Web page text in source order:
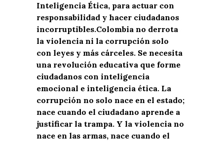
Inteligencia Ética, para actuar con
responsabilidad y hacer ciudadanos
incorruptibles.Colombia no derrota
la violencia ni la corrupción solo
con leyes y más cárceles. Se necesita
una revolución educativa que forme
ciudadanos con inteligencia
emocional e inteligencia ética. La
corrupción no solo nace en el estado;
nace cuando el ciudadano aprende a
justificar la trampa. Y la violencia no
nace en las armas, nace cuando el